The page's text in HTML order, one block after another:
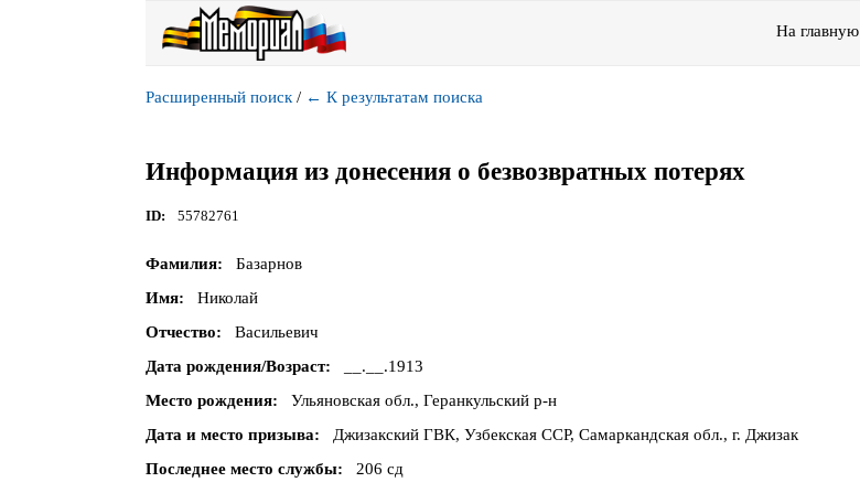
На главную
Расширенный поиск / ← К результатам поиска
Информация из донесения о безвозвратных потерях
ID 55782761
Фамилия
Базарнов
Имя
Николай
Отчество
Васильевич
Дата рождения/Возраст
__.__.1913
Место рождения
Ульяновская обл., Геранкульский р-н
Дата и место призыва
Джизакский ГВК, Узбекская ССР, Самаркандская обл., г. Джизак
Последнее место службы
206 сд